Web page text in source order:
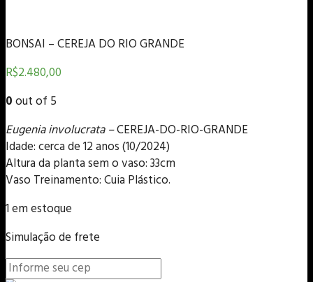
BONSAI – CEREJA DO RIO GRANDE
R$2.480,00
0out of 5
Eugenia involucrata –CEREJA-DO-RIO-GRANDE
Idade: cerca de 12 anos (10/2024)
Altura da planta sem o vaso: 33cm
Vaso Treinamento: Cuia Plástico.
1 em estoque
Simulação de frete